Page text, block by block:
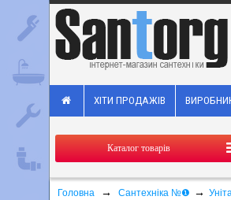
ХІТИ ПРОДАЖІВ
Каталог товарів
Головна → Сантехніка №❶ →